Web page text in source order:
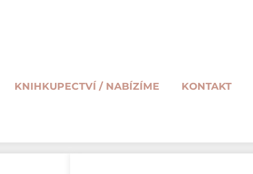
KNIHKUPECTVÍ / NABÍZÍME KONTAKT